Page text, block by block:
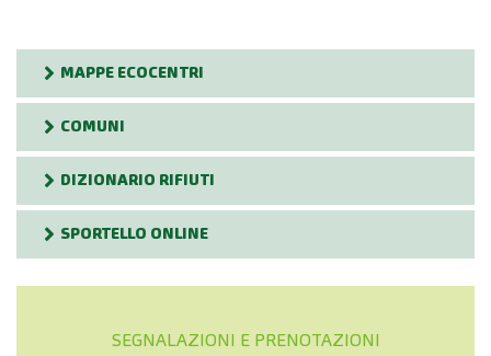
MAPPE ECOCENTRI
COMUNI
DIZIONARIO RIFIUTI
SPORTELLO ONLINE
SEGNALAZIONI E PRENOTAZIONI